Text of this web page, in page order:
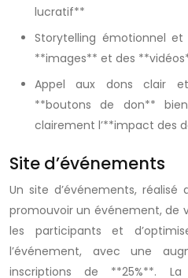
lucratif**
Storytelling émotionnel
**images** et des
Appel aux dons clair
**boutons de don**
clairement l’**impact des
Site d’événements
Un site d’événements, réalisé
promouvoir un événement, de
les participants et
l’événement, avec une
inscriptions de **25%**.